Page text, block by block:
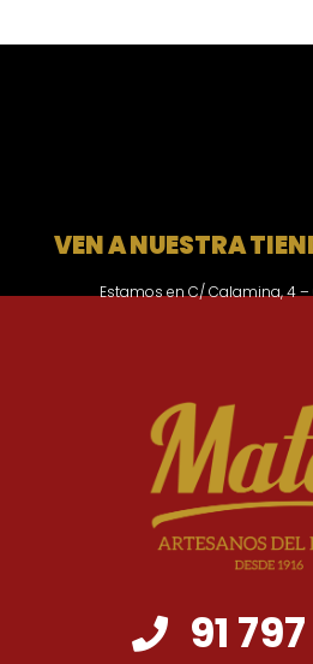
VEN A NUESTRA
Estamos en C/ Calamina, 4 –
91